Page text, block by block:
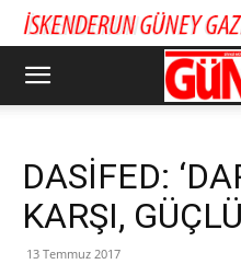
DASİFED:
KARŞI,
13 Temmuz 2017